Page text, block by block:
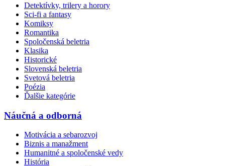
Detektívky, trilery a horory
Sci-fi a fantasy
Komiksy
Romantika
Spoločenská beletria
Klasika
Historické
Slovenská beletria
Svetová beletria
Poézia
Ďalšie kategórie
Náučná a odborná
Motivácia a sebarozvoj
Biznis a manažment
Humanitné a spoločenské vedy
História